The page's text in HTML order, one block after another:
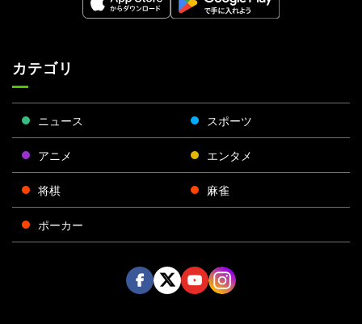
カテゴリ
ニュース スポーツ
アニメ エンタメ
将棋 麻雀
ポーカー